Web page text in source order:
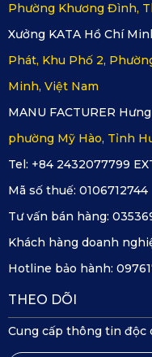
Thảm lót sàn ô tô
Không bị ẩm mốc
Phường Khương Đình,
Xưởng KATA Hồ Chí
Phát, Khu Phố 2,
Minh, Việt Nam
MANU FACTURER Hưng
phường Mỹ Hào, Tỉnh
Tel: +84 2432077799
Mã số thuế: 0106712744
Tư vấn bán hàng:
Khách hàng doanh
Hotline bảo hành:
THEO DÕI
Cung cấp thông tin độc